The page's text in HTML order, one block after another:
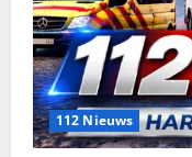
112 Nieuws